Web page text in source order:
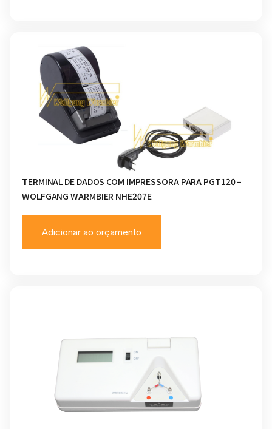
TERMINAL DE DADOS COM IMPRESSORA PARA PGT120 –
WOLFGANG WARMBIER NHE207E
Adicionar ao orçamento